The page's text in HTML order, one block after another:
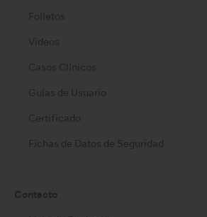
Folletos
Videos
Casos Clínicos
Guías de Usuario
Certificado
Fichas de Datos de Seguridad
Contacto